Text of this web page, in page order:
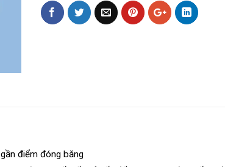
điểm đóng băng